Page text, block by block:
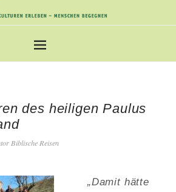
des heiligen Paulus
Biblische Reisen
„Damit hätte